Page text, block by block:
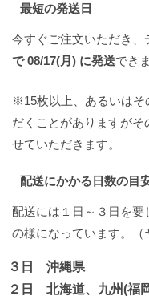
最短の発送日
今すぐご注文いただき、
で 08/17(月) に発送でき
※15枚以上、あるいはそ
だくことがありますがそ
せていただきます。
配送にかかる日数の目
配送には１日～３日を
の様になっています。（
３日 沖縄県
２日 北海道、九州(福